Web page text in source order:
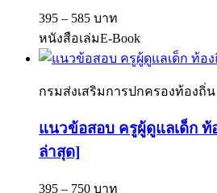
395 – 585 บาท
หนังสือเล่มE-Book
กรมส่งเสริมการปกครองท้องถิ่น
แนวข้อสอบ ครูผู้ดูแลเด็ก ท้
ล่าสุด]
395 – 750 บาท